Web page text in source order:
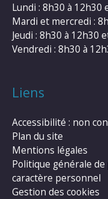
Lundi : 8h30 à 12h30
Mardi et mercredi :
Jeudi : 8h30 à 12h30
Vendredi : 8h30 à
Liens
Accessibilité : non
Plan du site
Mentions légales
Politique générale
caractère personnel
Gestion des cookies